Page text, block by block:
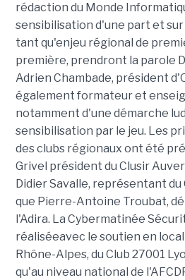
rédaction du Monde
sensibilisation d'une part et
tant qu'enjeu régional de
première, prendront la parole
Adrien Chambade, président
également formateur et
notamment d'une démarche
sensibilisation par le jeu. Les
des clubs régionaux ont été
Grivel président du Clusir
Didier Savalle, représentant du
que Pierre-Antoine Troubat,
l'Adira. La Cybermatinée
réaliséeavec le soutien en
Rhône-Alpes, du Club 27001
qu'au niveau national de